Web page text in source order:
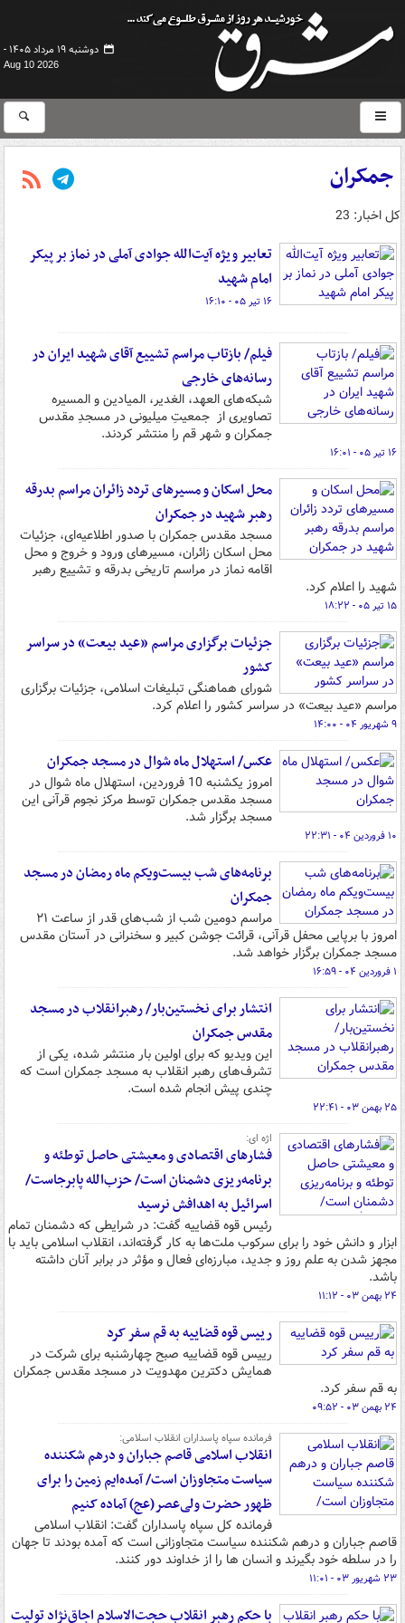
دوشنبه ۱۹ مرداد ۱۴۰۵ -
Aug 10 2026
جمکران
کل اخبار: 23
تعابیر ویژه آیت‌الله جوادی آملی در نماز بر پیکر
امام شهید
۱۶ تیر ۰۵ - ۱۶:۱۰
فیلم/ بازتاب مراسم تشییع آقای شهید ایران در
رسانه‌های خارجی
شبکه‌های العهد، الغدیر، المیادین و المسیره
تصاویری از جمعیتِ میلیونی در مسجدِ مقدس
جمکران و شهر قم را منتشر کردند.
۱۶ تیر ۰۵ - ۱۶:۰۱
محل اسکان و مسیرهای تردد زائران مراسم بدرقه
رهبر شهید در جمکران
مسجد مقدس جمکران با صدور اطلاعیه‌ای، جزئیات
محل اسکان زائران، مسیرهای ورود و خروج و محل
اقامه نماز در مراسم تاریخی بدرقه و تشییع رهبر
شهید را اعلام کرد.
۱۵ تیر ۰۵ - ۱۸:۲۲
جزئیات برگزاری مراسم «عید بیعت» در سراسر
کشور
شورای هماهنگی تبلیغات اسلامی،‌ جزئیات برگزاری
مراسم «عید بیعت» در سراسر کشور را اعلام کرد.
۹ شهریور ۰۴ - ۱۴:۰۰
عکس/ استهلال ماه شوال در مسجد جمکران
امروز یکشنبه 10 فروردین، استهلال ماه شوال در
مسجد مقدس جمکران توسط مرکز نجوم قرآنی این
مسجد برگزار شد.
۱۰ فروردین ۰۴ - ۲۲:۳۱
برنامه‌های شب بیست‌ویکم ماه رمضان در مسجد
جمکران
مراسم دومین شب از شب‌های قدر از ساعت ۲۱
امروز با برپایی محفل قرآنی، قرائت جوشن کبیر و سخنرانی در آستان مقدس
مسجد جمکران برگزار خواهد شد.
۱ فروردین ۰۴ - ۱۶:۵۹
انتشار برای نخستین‌بار/ رهبرانقلاب در مسجد
مقدس جمکران
این ویدیو که برای اولین بار منتشر شده، یکی از
تشرف‌های رهبر انقلاب به مسجد جمکران است که
چندی پیش انجام شده است.
۲۵ بهمن ۰۳ - ۲۲:۴۱
اژه ای:
فشارهای اقتصادی و معیشتی حاصل توطئه و
برنامه‌ریزی دشمنان است/ حزب‌الله پابرجاست/
اسرائیل به اهدافش نرسید
رئیس قوه قضاییه گفت: در شرایطی که دشمنان تمام
ابزار و دانش خود را برای سرکوب ملت‌ها به کار گرفته‌اند، انقلاب اسلامی باید با
مجهز شدن به علم روز و جدید، مبارزه‌ای فعال و مؤثر در برابر آنان داشته
باشد.
۲۴ بهمن ۰۳ - ۱۱:۱۲
رییس قوه قضاییه به قم سفر کرد
رییس قوه قضاییه صبح چهارشنبه برای شرکت در
همایش دکترین مهدویت در مسجد مقدس جمکران
به قم سفر کرد.
۲۴ بهمن ۰۳ - ۰۹:۵۲
فرمانده سپاه پاسداران انقلاب اسلامی:
انقلاب اسلامی قاصم جباران و درهم شکننده
سیاست متجاوزان است/ آمده‌ایم زمین را برای
ظهور حضرت ولی‌عصر(عج) آماده کنیم
فرمانده کل سپاه پاسداران گفت: انقلاب اسلامی
قاصم جباران و درهم شکننده سیاست متجاوزانی است که آمده بودند تا جهان
را در سلطه خود بگیرند و انسان ها را از خداوند دور کنند.
۲۳ شهریور ۰۳ - ۱۱:۰۱
با حکم رهبر انقلاب حجت‌الاسلام اجاق‌نژاد تولیت